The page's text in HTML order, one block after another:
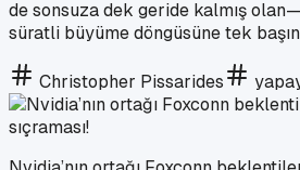
de sonsuza dek geride kalmış
süratli büyüme döngüsüne tek
Christopher Pissarides